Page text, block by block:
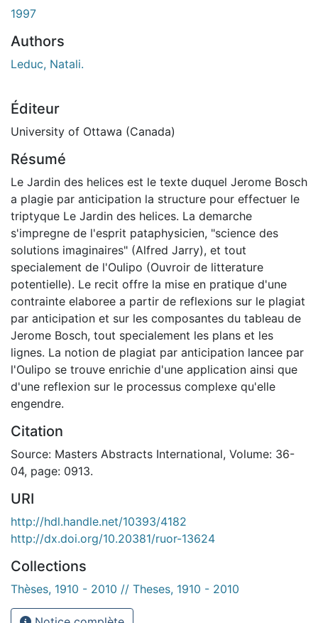
1997
Authors
Leduc, Natali.
Éditeur
University of Ottawa (Canada)
Résumé
Le Jardin des helices est le texte duquel Jerome Bosch
a plagie par anticipation la structure pour effectuer le
triptyque Le Jardin des helices. La demarche
s'impregne de l'esprit pataphysicien, "science des
solutions imaginaires" (Alfred Jarry), et tout
specialement de l'Oulipo (Ouvroir de litterature
potentielle). Le recit offre la mise en pratique d'une
contrainte elaboree a partir de reflexions sur le plagiat
par anticipation et sur les composantes du tableau de
Jerome Bosch, tout specialement les plans et les
lignes. La notion de plagiat par anticipation lancee par
l'Oulipo se trouve enrichie d'une application ainsi que
d'une reflexion sur le processus complexe qu'elle
engendre.
Citation
Source: Masters Abstracts International, Volume: 36-
04, page: 0913.
URI
http://hdl.handle.net/10393/4182
http://dx.doi.org/10.20381/ruor-13624
Collections
Thèses, 1910 - 2010 // Theses, 1910 - 2010